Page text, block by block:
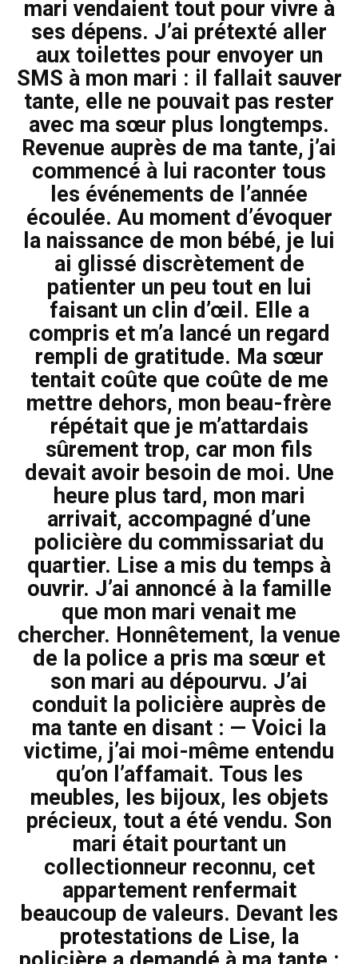
mari vendaient tout pour vivre à
ses dépens. J’ai prétexté aller
aux toilettes pour envoyer un
SMS à mon mari : il fallait sauver
tante, elle ne pouvait pas rester
avec ma sœur plus longtemps.
Revenue auprès de ma tante, j’ai
commencé à lui raconter tous
les événements de l’année
écoulée. Au moment d’évoquer
la naissance de mon bébé, je lui
ai glissé discrètement de
patienter un peu tout en lui
faisant un clin d’œil. Elle a
compris et m’a lancé un regard
rempli de gratitude. Ma sœur
tentait coûte que coûte de me
mettre dehors, mon beau-frère
répétait que je m’attardais
sûrement trop, car mon fils
devait avoir besoin de moi. Une
heure plus tard, mon mari
arrivait, accompagné d’une
policière du commissariat du
quartier. Lise a mis du temps à
ouvrir. J’ai annoncé à la famille
que mon mari venait me
chercher. Honnêtement, la venue
de la police a pris ma sœur et
son mari au dépourvu. J’ai
conduit la policière auprès de
ma tante en disant : — Voici la
victime, j’ai moi-même entendu
qu’on l’affamait. Tous les
meubles, les bijoux, les objets
précieux, tout a été vendu. Son
mari était pourtant un
collectionneur reconnu, cet
appartement renfermait
beaucoup de valeurs. Devant les
protestations de Lise, la